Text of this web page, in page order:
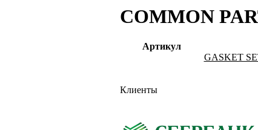
COMMON
Артикул
GASKET
Клиенты